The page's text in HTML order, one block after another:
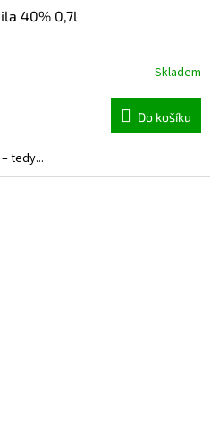
40% 0,7l
Skladem
Do košíku
tedy...